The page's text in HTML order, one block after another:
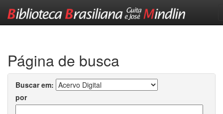
Página de busca
Buscar em:
por